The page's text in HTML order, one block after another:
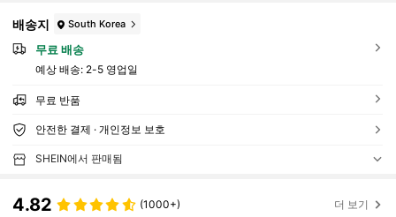
배송지 South Korea
무료 배송
예상 배송: 2-5 영업일
무료 반품
안전한 결제 · 개인정보 보호
SHEIN에서 판매됨
4.82 (1000+) 더 보기